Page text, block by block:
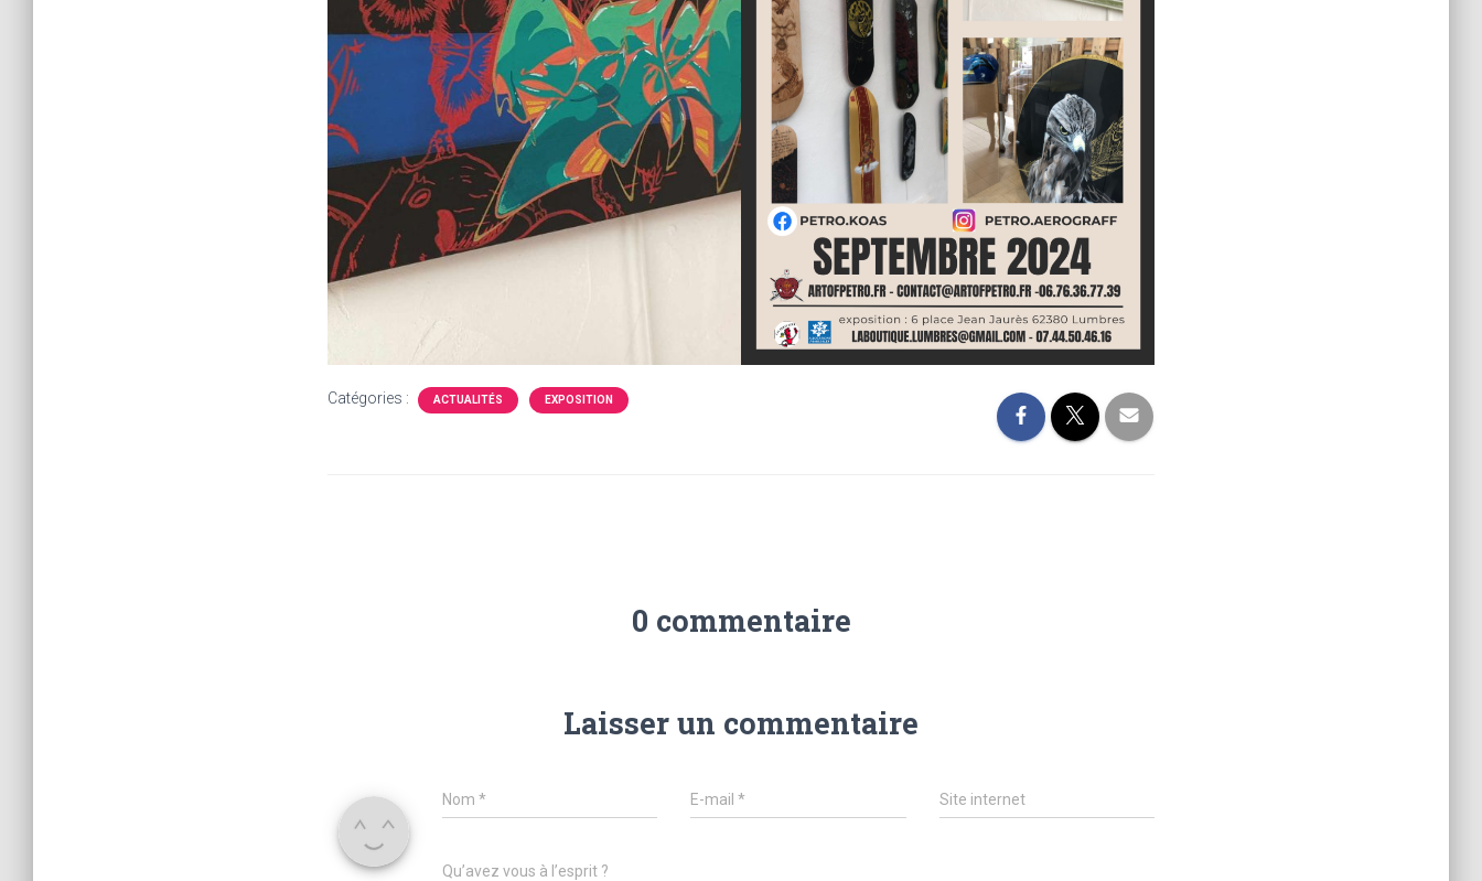
Catégories : ACTUALITÉS EXPOSITION
0 commentaire
Laisser un commentaire
Nom * E-mail* Site internet
Qu’avez vous à l’esprit ?